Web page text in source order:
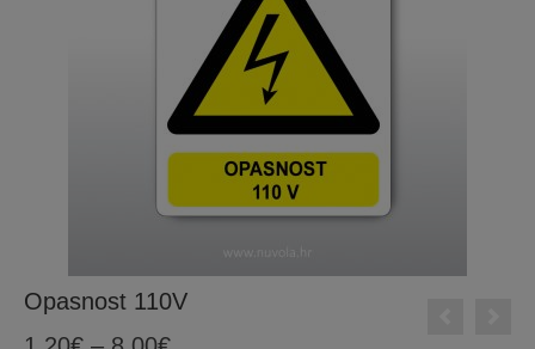
Opasnost 110V
Price